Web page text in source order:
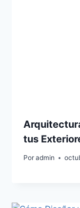
tus
Poradmin